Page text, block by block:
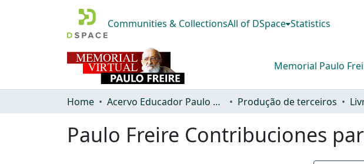
Communities & CollectionsAll of DSpace Statistics
Memorial Paulo
Home Acervo Educador Paulo Freire Produção de terceiros
Paulo Freire Contribuciones